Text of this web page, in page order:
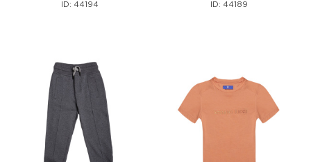
ID: 44194 ID: 44189